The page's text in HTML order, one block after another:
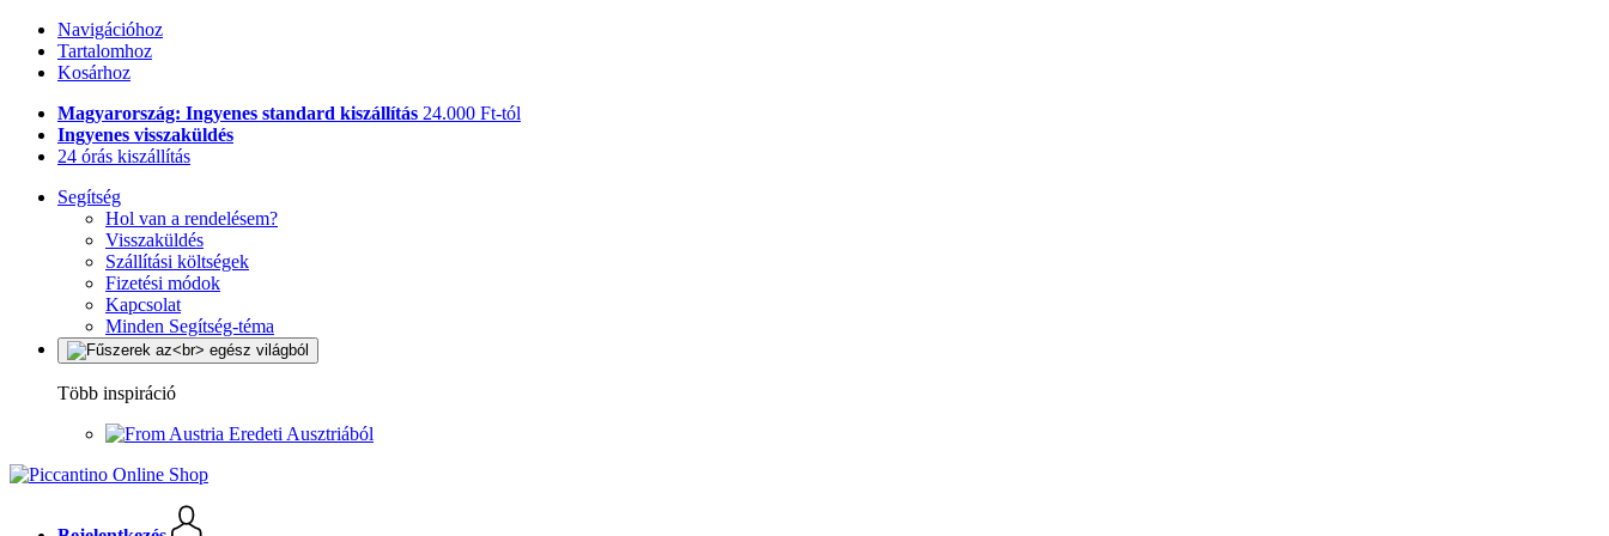
Navigációhoz
Tartalomhoz
Kosárhoz
Magyarország: Ingyenes standard kiszállítás 24.000 Ft-tól
Ingyenes visszaküldés
24 órás kiszállítás
Segítség
Hol van a rendelésem?
Visszaküldés
Szállítási költségek
Fizetési módok
Kapcsolat
Minden Segítség-téma
Több inspiráció
Eredeti Ausztriából